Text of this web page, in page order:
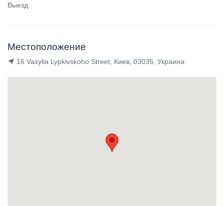
Выезд
Местоположение
16 Vasylia Lypkivskoho Street, Киев, 03035, Украина